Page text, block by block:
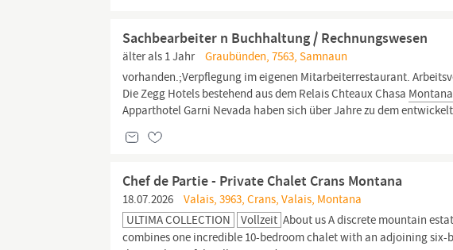
Sachbearbeiter n Buchhaltung / Rechnungswesen
älter als 1 Jahr
Graubünden, 7563, Samnaun
vorhanden.;Verpflegung im eigenen Mitarbeiterrestaurant.
Die Zegg Hotels bestehend aus dem Relais Chteaux Chasa Montana
Apparthotel Garni Nevada haben sich über Jahre zu dem
Chef de Partie - Private Chalet Crans Montana
18.07.2026
Valais, 3963, Crans, Valais, Montana
ULTIMA COLLECTION
Vollzeit About us A discrete mountain
combines one incredible 10-bedroom chalet with an adjoining